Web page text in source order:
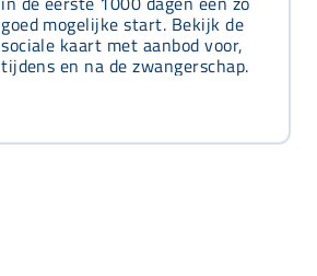
goed mogelijke start. Bekijk de
sociale kaart met aanbod voor,
tijdens en na de zwangerschap.